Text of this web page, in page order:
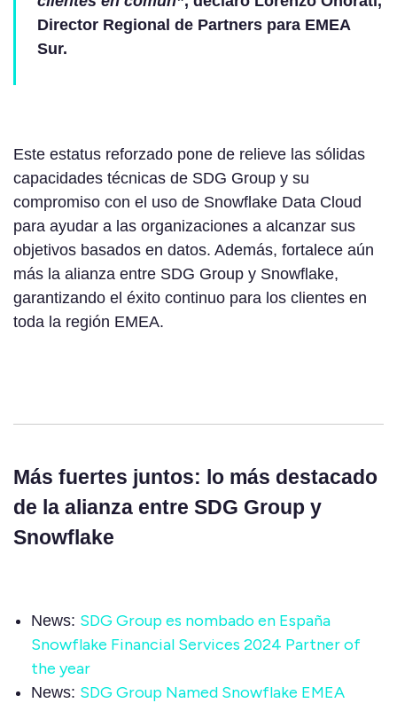
Director Regional de Partners para EMEA
Sur.
Este estatus reforzado pone de relieve las sólidas
capacidades técnicas de SDG Group y su
compromiso con el uso de Snowflake Data Cloud
para ayudar a las organizaciones a alcanzar sus
objetivos basados en datos. Además, fortalece aún
más la alianza entre SDG Group y Snowflake,
garantizando el éxito continuo para los clientes en
toda la región EMEA.
Más fuertes juntos: lo más destacado
de la alianza entre SDG Group y
Snowflake
News: SDG Group es nombado en España
Snowflake Financial Services 2024 Partner of
the year
News: SDG Group Named Snowflake EMEA